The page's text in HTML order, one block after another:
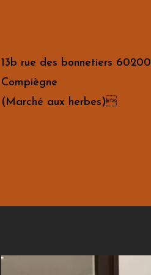
13b rue des bonnetiers 60200
Compiègne
(Marché aux herbes)